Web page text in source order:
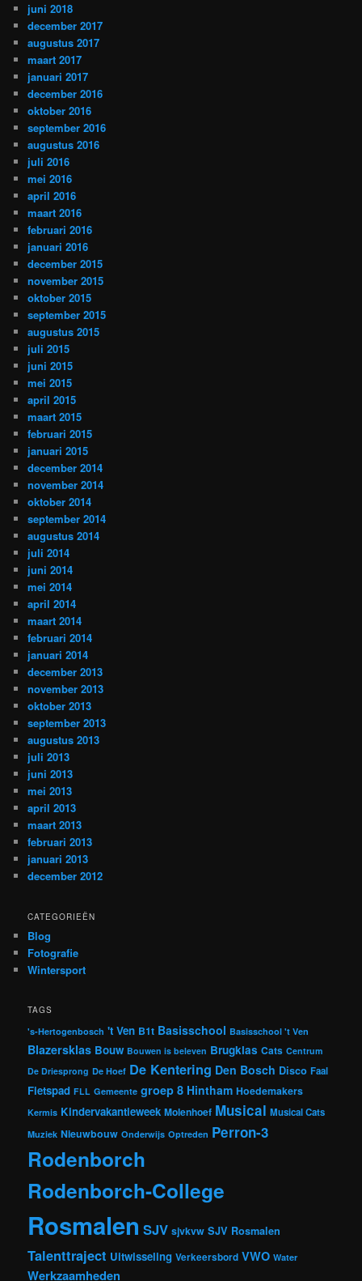
juni 2018
december 2017
augustus 2017
maart 2017
januari 2017
december 2016
oktober 2016
september 2016
augustus 2016
juli 2016
mei 2016
april 2016
maart 2016
februari 2016
januari 2016
december 2015
november 2015
oktober 2015
september 2015
augustus 2015
juli 2015
juni 2015
mei 2015
april 2015
maart 2015
februari 2015
januari 2015
december 2014
november 2014
oktober 2014
september 2014
augustus 2014
juli 2014
juni 2014
mei 2014
april 2014
maart 2014
februari 2014
januari 2014
december 2013
november 2013
oktober 2013
september 2013
augustus 2013
juli 2013
juni 2013
mei 2013
april 2013
maart 2013
februari 2013
januari 2013
december 2012
CATEGORIEËN
Blog
Fotografie
Wintersport
TAGS
's-Hertogenbosch 't Ven B1t Basisschool Basisschool 't Ven
Blazersklas Bouw Bouwen is beleven Brugklas Cats Centrum
De Driesprong De Hoef De Kentering Den Bosch Disco Faal
Fietspad FLL Gemeente groep 8 Hintham Hoedemakers
Kermis Kindervakantieweek Molenhoef Musical Musical Cats
Muziek Nieuwbouw Onderwijs Optreden Perron-3
Rodenborch
Rodenborch-College
Rosmalen SJV sjvkvw SJV Rosmalen
Talenttraject Uitwisseling Verkeersbord VWO Water
Werkzaamheden